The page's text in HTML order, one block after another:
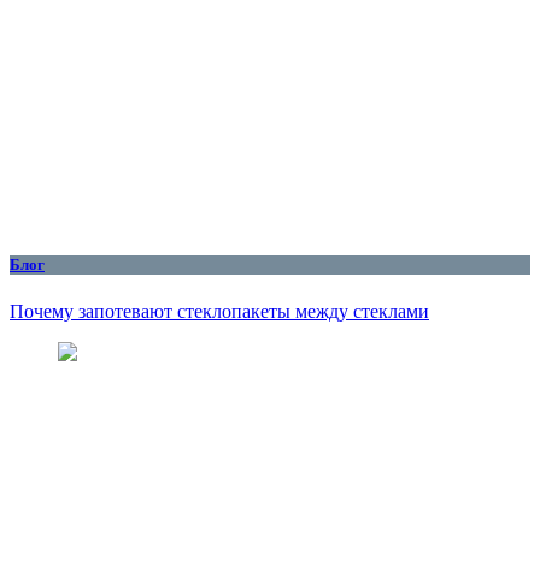
Блог
Почему запотевают стеклопакеты между стеклами